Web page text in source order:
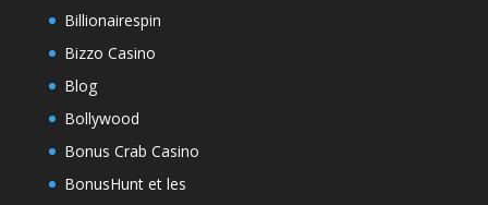
Billionairespin
Bizzo Casino
Blog
Bollywood
Bonus Crab Casino
BonusHunt et les